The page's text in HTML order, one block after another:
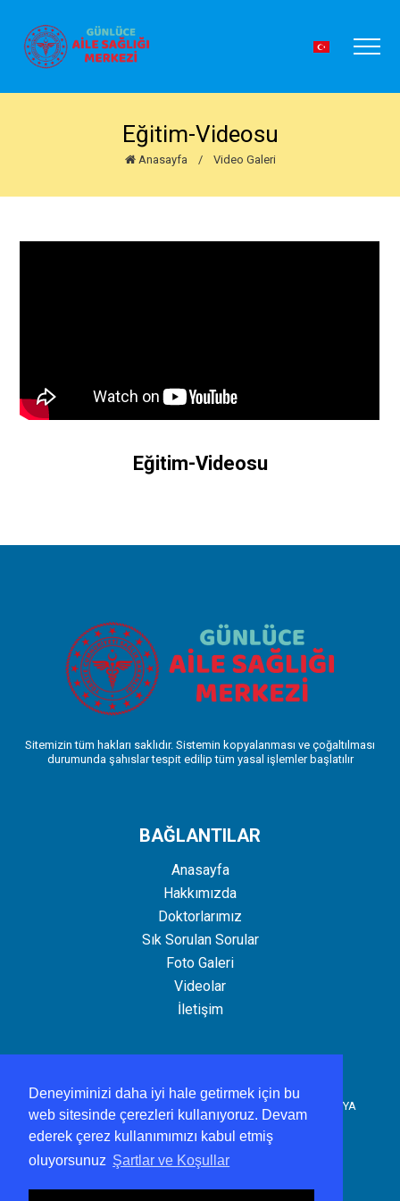
Deneyiminizi daha iyi hale getirmek için bu
web sitesinde çerezleri kullanıyoruz. Devam
ederek çerez kullanımımızı kabul etmiş
oluyorsunuz Şartlar ve Koşullar
Eğitim-Videosu
Anasayfa / Video Galeri
Eğitim-Videosu
Sitemizin tüm hakları saklıdır. Sistemin kopyalanması ve çoğaltılması
durumunda şahıslar tespit edilip tüm yasal işlemler başlatılır
BAĞLANTILAR
Anasayfa
Hakkımızda
Doktorlarımız
Sık Sorulan Sorular
Foto Galeri
Videolar
İletişim
Adres:Çimenli Mah. Işıklı Cd.No:16 Günlüce/Emet KÜTAHYA
0 274 472 51 50
gunluceasm@gmail.com